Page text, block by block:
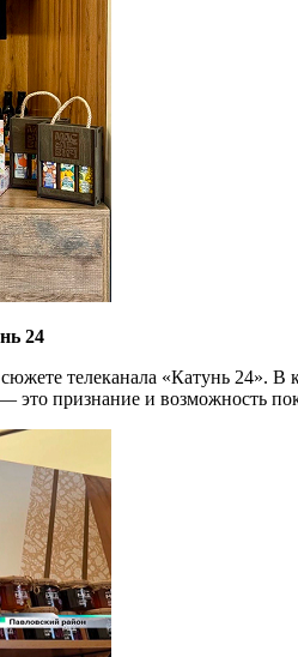
24
телеканала «Катунь 24».
это признание и возможность